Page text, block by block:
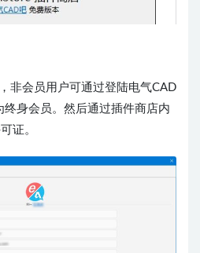
非会员用户可通过登陆电气CAD
身会员。然后通过插件商店内
证。